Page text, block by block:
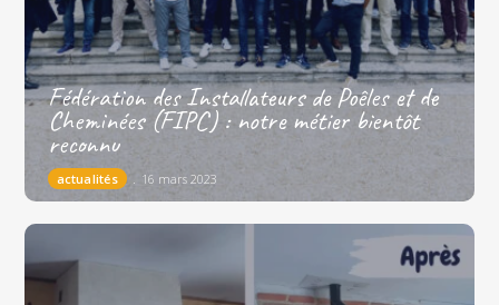
Fédération des Installateurs de Poêles et de
Cheminées (FIPC) : notre métier bientôt
reconnu
actualités 16 mars 2023